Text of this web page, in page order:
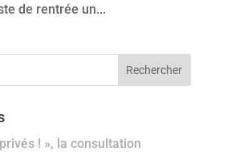
de rentrée un...
! », la consultation